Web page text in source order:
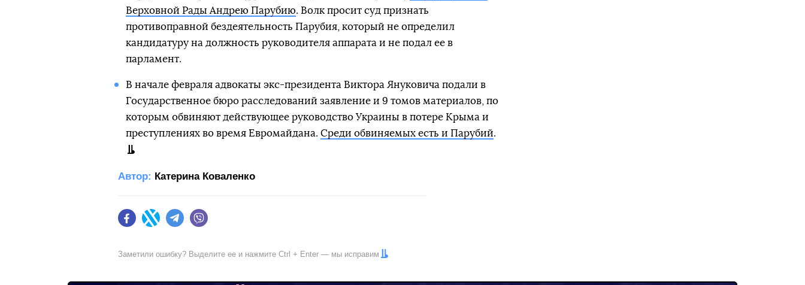
Верховной Рады Андрею Парубию. Волк просит суд признать
противоправной бездеятельность Парубия, который не определил
кандидатуру на должность руководителя аппарата и не подал ее в
парламент.
В начале февраля адвокаты экс-президента Виктора Януковича подали в
Государственное бюро расследований заявление и 9 томов материалов, по
которым обвиняют действующее руководство Украины в потере Крыма и
преступлениях во время Евромайдана. Среди обвиняемых есть и Парубий.
Автор: Катерина Коваленко
FacebookTwitter Telegram
Заметили ошибку? Выделите ее и нажмите Ctrl + Enter — мы исправим